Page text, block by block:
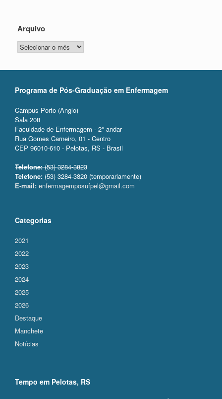
Arquivo
Arquivo
Programa de Pós-Graduação em Enfermagem
Campus Porto (Anglo)
Sala 208
Faculdade de Enfermagem - 2° andar
Rua Gomes Carneiro, 01 - Centro
CEP 96010-610 - Pelotas, RS - Brasil
Telefone:(53) 3284-3823
Telefone: (53) 3284-3820 (temporariamente)
E-mail: enfermagemposufpel@gmail.com
Categorias
2021
2022
2023
2024
2025
2026
Destaque
Manchete
Notícias
Tempo em Pelotas, RS